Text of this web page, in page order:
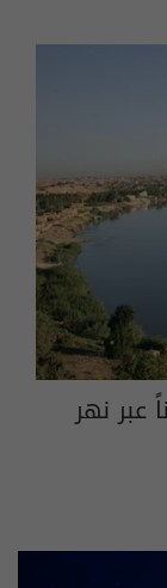
عبر نهر